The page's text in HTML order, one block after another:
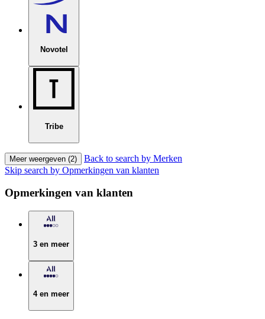
Novotel
Tribe
Meer weergeven (2)
Back to search by Merken
Skip search by Opmerkingen van klanten
Opmerkingen van klanten
3 en meer
4 en meer